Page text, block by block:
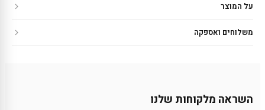
על המוצר
משלוחים ואספקה
השראה מלקוחות שלנו